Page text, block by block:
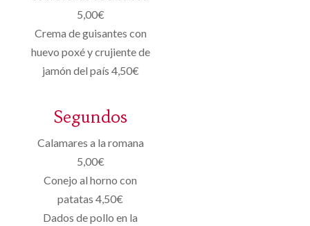
5,00€
Crema de guisantes con
huevo poxé y crujiente de
jamón del país 4,50€
Segundos
Calamares a la romana
5,00€
Conejo al horno con
patatas 4,50€
Dados de pollo en la